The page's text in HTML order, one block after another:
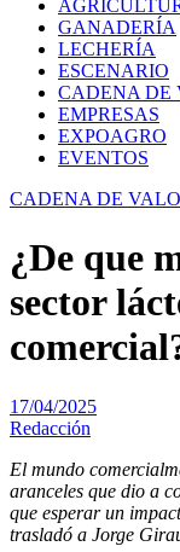
GANADERÍA
LECHERÍA
ESCENARIO
CADENA DE
EMPRESAS
EXPOAGRO
EVENTOS
CADENA DE
¿De que
sector
17/04/2025
Redacción
El mundo
aranceles que dio a
que esperar un
trasladó a Jorge